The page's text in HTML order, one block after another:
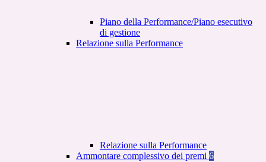
Piano della Performance/Piano esecutivo
di gestione
Relazione sulla Performance
Relazione sulla Performance
Ammontare complessivo dei premi 6